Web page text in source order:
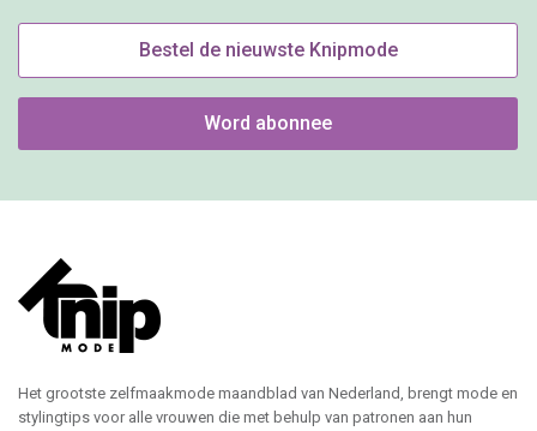
Bestel de nieuwste Knipmode
Word abonnee
Het grootste zelfmaakmode maandblad van Nederland, brengt mode en
stylingtips voor alle vrouwen die met behulp van patronen aan hun